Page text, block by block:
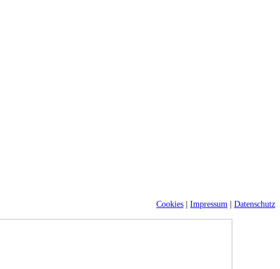
Cookies Impressum Datenschutz